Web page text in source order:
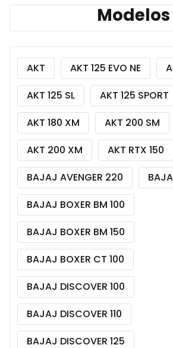
Modelos
AKT AKT 125 EVO NE
AKT 125 SL
AKT 125 SPORT
AKT 180 XM
AKT 200 SM
AKT 200 XM
AKT RTX 150
BAJAJ AVENGER 220
BAJAJ BOXER BM 100
BAJAJ BOXER BM 150
BAJAJ BOXER CT 100
BAJAJ DISCOVER 100
BAJAJ DISCOVER 110
BAJAJ DISCOVER 125